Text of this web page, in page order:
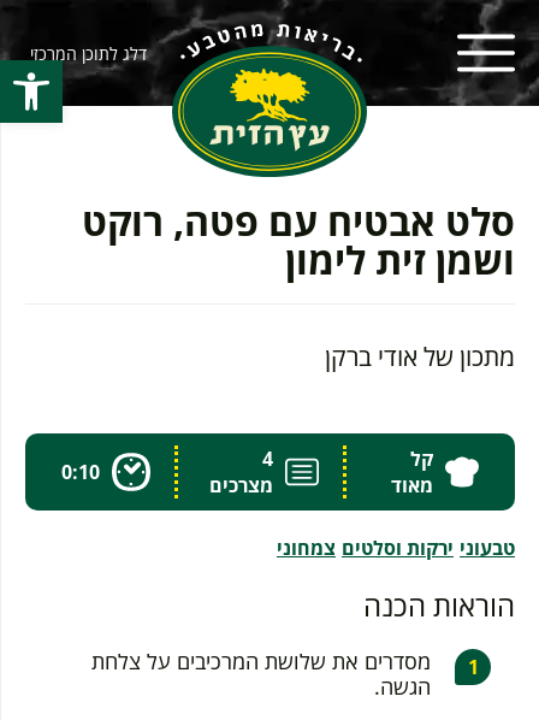
פתח
דלג לתוכן המרכזי
סלט אבטיח עם פטה, רוקט
ושמן זית לימון
מתכון של אודי ברקן
קל
מאוד
4
מצרכים
0:10
טבעוני ירקות וסלטים צמחוני
הוראות הכנה
מסדרים את שלושת המרכיבים על צלחת
הגשה.